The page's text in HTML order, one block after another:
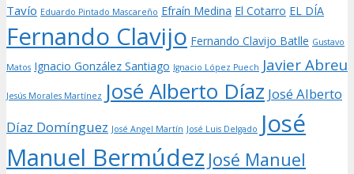
Tavío Eduardo Pintado Mascareño Efraín Medina El Cotarro EL DÍA
Fernando Clavijo Fernando Clavijo Batlle Gustavo
Matos Ignacio González Santiago Ignacio López Puech Javier Abreu
Jesús Morales Martínez José Alberto Díaz José Alberto
Díaz Domínguez José Angel Martín José Luis Delgado José
Manuel Bermúdez José Manuel